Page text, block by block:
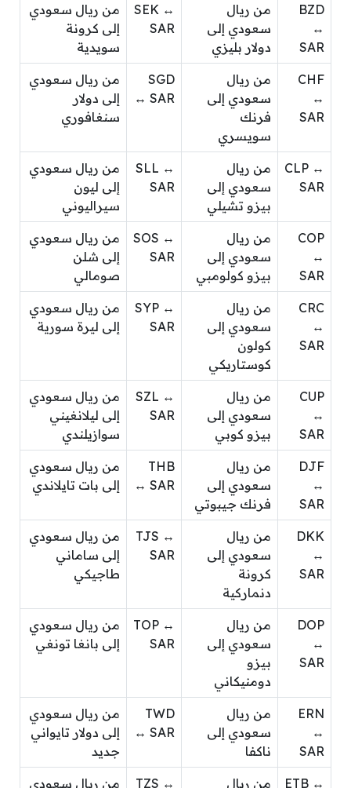
BZD
↔
SAR
من ريال
سعودي إلى
دولار بليزي
SEK ↔
SAR
من ريال سعودي
إلى كرونة
سويدية
CHF
↔
SAR
من ريال
سعودي إلى
فرنك
سويسري
SGD
↔ SAR
من ريال سعودي
إلى دولار
سنغافوري
CLP ↔
SAR
من ريال
سعودي إلى
بيزو تشيلي
SLL ↔
SAR
من ريال سعودي
إلى ليون
سيراليوني
COP
↔
SAR
من ريال
سعودي إلى
بيزو كولومبي
SOS ↔
SAR
من ريال سعودي
إلى شلن
صومالي
CRC
↔
SAR
من ريال
سعودي إلى
كولون
كوستاريكي
SYP ↔
SAR
من ريال سعودي
إلى ليرة سورية
CUP
↔
SAR
من ريال
سعودي إلى
بيزو كوبي
SZL ↔
SAR
من ريال سعودي
إلى ليلانغيني
سوازيلندي
DJF
↔
SAR
من ريال
سعودي إلى
فرنك جيبوتي
THB
↔ SAR
من ريال سعودي
إلى بات تايلاندي
DKK
↔
SAR
من ريال
سعودي إلى
كرونة
دنماركية
TJS ↔
SAR
من ريال سعودي
إلى ساماني
طاجيكي
DOP
↔
SAR
من ريال
سعودي إلى
بيزو
دومنيكاني
TOP ↔
SAR
من ريال سعودي
إلى بانغا تونغي
ERN
↔
SAR
من ريال
سعودي إلى
ناكفا
TWD
↔ SAR
من ريال سعودي
إلى دولار تايواني
جديد
ETB ↔ من ريال TZS ↔ من ريال سعودي